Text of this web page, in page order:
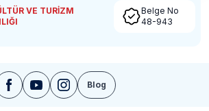
VE TURİZM
Belge No
48-943
Blog